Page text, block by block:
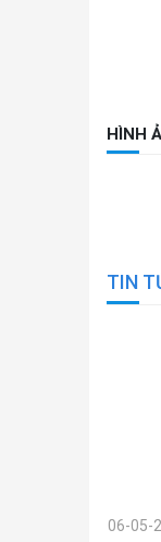
HÌNH
TIN
06-05-